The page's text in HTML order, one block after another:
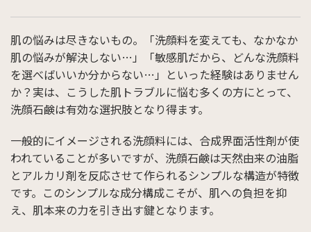
肌の悩みは尽きないもの。「洗顔料を変えても、なかなか
肌の悩みが解決しない…」「敏感肌だから、どんな洗顔料
を選べばいいか分からない…」といった経験はありません
か？実は、こうした肌トラブルに悩む多くの方にとって、
洗顔石鹸は有効な選択肢となり得ます。
一般的にイメージされる洗顔料には、合成界面活性剤が使
われていることが多いですが、洗顔石鹸は天然由来の油脂
とアルカリ剤を反応させて作られるシンプルな構造が特徴
です。このシンプルな成分構成こそが、肌への負担を抑
え、肌本来の力を引き出す鍵となります。